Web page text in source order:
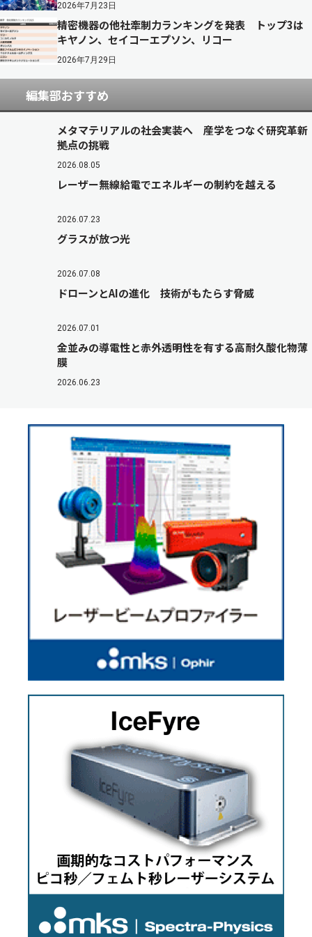
2026年7月23日
精密機器の他社牽制力ランキングを発表 トップ3は
キヤノン、セイコーエプソン、リコー
2026年7月29日
編集部おすすめ
メタマテリアルの社会実装へ 産学をつなぐ研究革新
拠点の挑戦
2026.08.05
レーザー無線給電でエネルギーの制約を越える
2026.07.23
グラスが放つ光
2026.07.08
ドローンとAIの進化 技術がもたらす脅威
2026.07.01
金並みの導電性と赤外透明性を有する高耐久酸化物薄
膜
2026.06.23